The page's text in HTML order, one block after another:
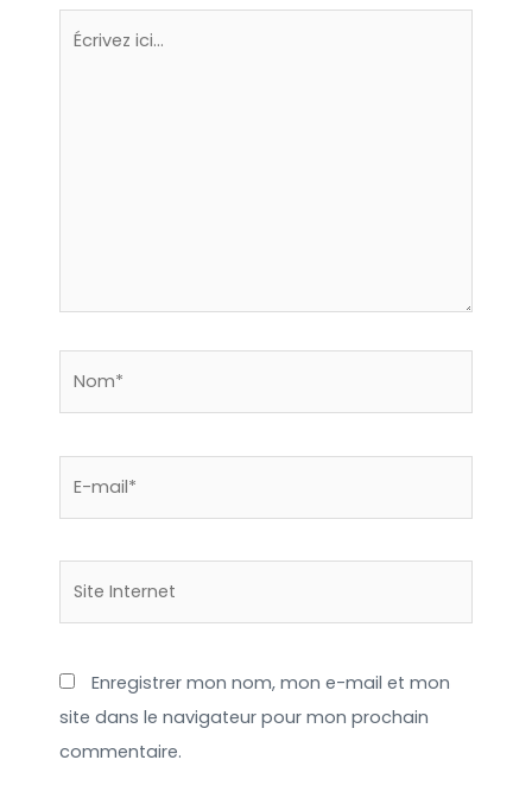
Enregistrer mon nom, mon e-mail et mon
site dans le navigateur pour mon prochain
commentaire.